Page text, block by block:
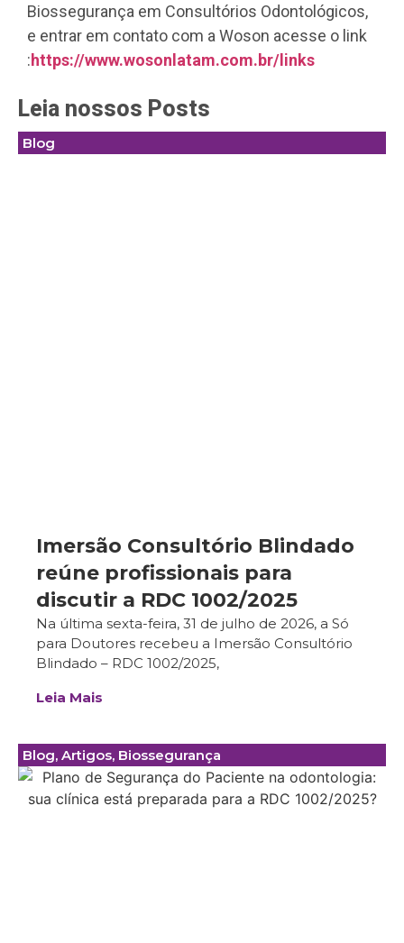
Biossegurança em Consultórios Odontológicos,
e entrar em contato com a Woson acesse o link
:https://www.wosonlatam.com.br/links
Leia nossos Posts
Blog
Imersão Consultório Blindado
reúne profissionais para
discutir a RDC 1002/2025
Na última sexta-feira, 31 de julho de 2026, a Só
para Doutores recebeu a Imersão Consultório
Blindado – RDC 1002/2025,
Leia Mais
Blog, Artigos, Biossegurança